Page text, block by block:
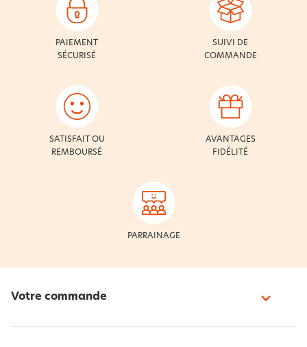
PAIEMENT
SÉCURISÉ
SUIVI DE
COMMANDE
SATISFAIT OU
REMBOURSÉ
AVANTAGES
FIDÉLITÉ
PARRAINAGE
Votre commande